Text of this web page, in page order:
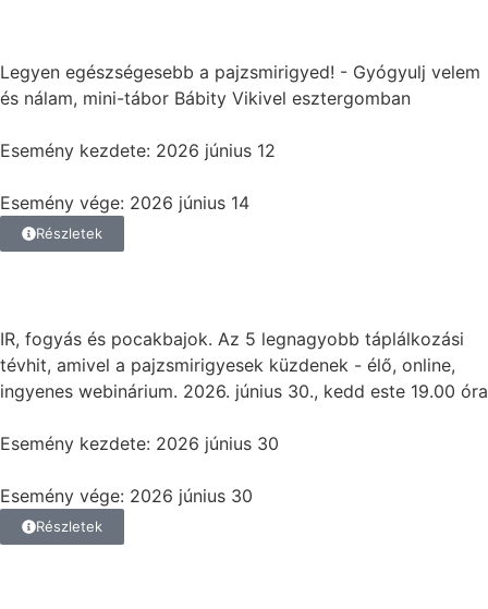
Legyen egészségesebb a pajzsmirigyed! - Gyógyulj velem
és nálam, mini-tábor Bábity Vikivel esztergomban
Esemény kezdete: 2026 június 12
Esemény vége: 2026 június 14
Részletek
IR, fogyás és pocakbajok. Az 5 legnagyobb táplálkozási
tévhit, amivel a pajzsmirigyesek küzdenek - élő, online,
ingyenes webinárium. 2026. június 30., kedd este 19.00 óra
Esemény kezdete: 2026 június 30
Esemény vége: 2026 június 30
Részletek